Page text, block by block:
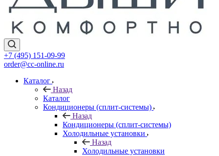
+7 (495) 151-09-99
order@cc-online.ru
Каталог
Назад
Каталог
Кондиционеры (сплит-системы)
Назад
Кондиционеры (сплит-системы)
Холодильные установки
Назад
Холодильные установки